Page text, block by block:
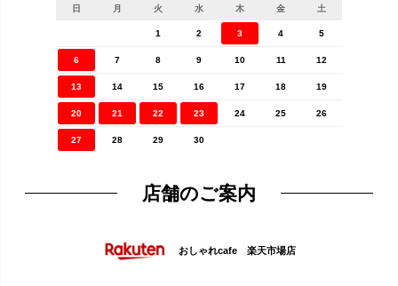
日 月 火 水 木 金 土
1 2 3 4 5
6 7 8 9 10 11 12
13 14 15 16 17 18 19
20 21 22 23 24 25 26
27 28 29 30
店舗のご案内
おしゃれcafe 楽天市場店